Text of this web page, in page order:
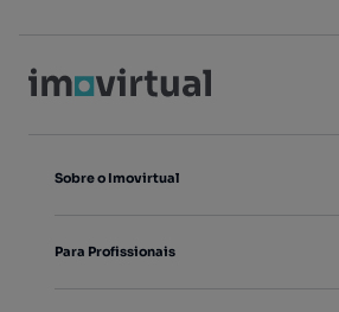
Sobre o Imovirtual
Para Profissionais